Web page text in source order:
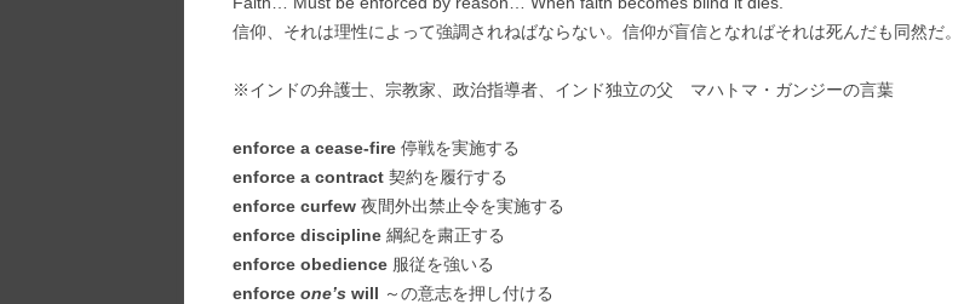
信仰、それは理性によって強調されねばならない。信仰が盲信となればそれは死んだも同然だ。
※インドの弁護士、宗教家、政治指導者、インド独立の父 マハトマ・ガンジーの言葉
enforce a cease-fire 停戦を実施する
enforce a contract 契約を履行する
enforce curfew 夜間外出禁止令を実施する
enforce discipline 綱紀を粛正する
enforce obedience 服従を強いる
enforce one’s will ～の意志を押し付ける